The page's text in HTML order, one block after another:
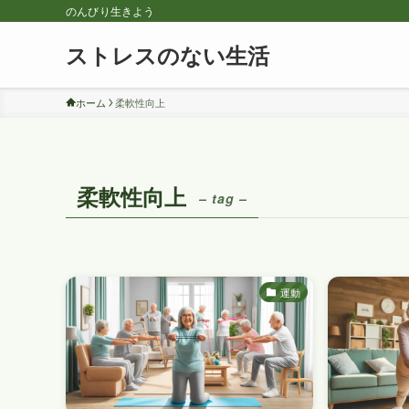
のんびり生きよう
ストレスのない生活
ホーム 柔軟性向上
柔軟性向上 – tag –
運動